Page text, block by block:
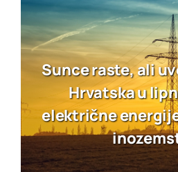
Sunce raste, ali
Hrvatska u
električne